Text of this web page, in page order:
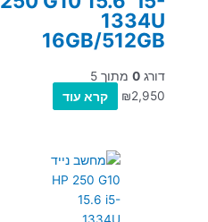
1334U
16GB/512GB
דורג 0 מתוך 5
₪2,950 קרא עוד